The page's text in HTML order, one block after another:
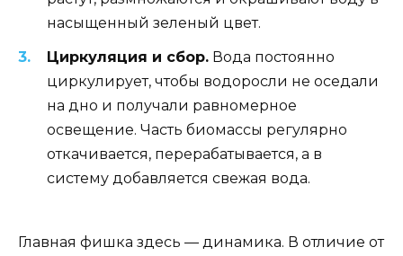
насыщенный зеленый цвет.
Циркуляция и сбор. Вода постоянно
циркулирует, чтобы водоросли не оседали
на дно и получали равномерное
освещение. Часть биомассы регулярно
откачивается, перерабатывается, а в
систему добавляется свежая вода.
Главная фишка здесь — динамика. В отличие от